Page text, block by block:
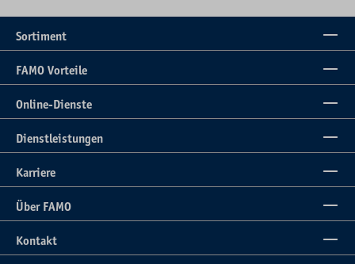
Sortiment
FAMO Vorteile
Online-Dienste
Dienstleistungen
Karriere
Über FAMO
Kontakt